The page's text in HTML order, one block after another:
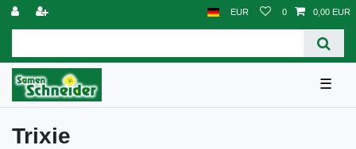
EUR 0 0,00 EUR
☰
Trixie